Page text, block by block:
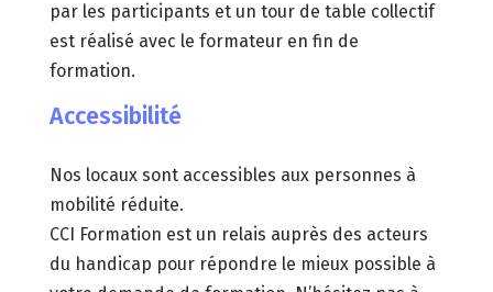
par les participants et un tour de table collectif
est réalisé avec le formateur en fin de
formation.
Accessibilité
Nos locaux sont accessibles aux personnes à
mobilité réduite.
CCI Formation est un relais auprès des acteurs
du handicap pour répondre le mieux possible à